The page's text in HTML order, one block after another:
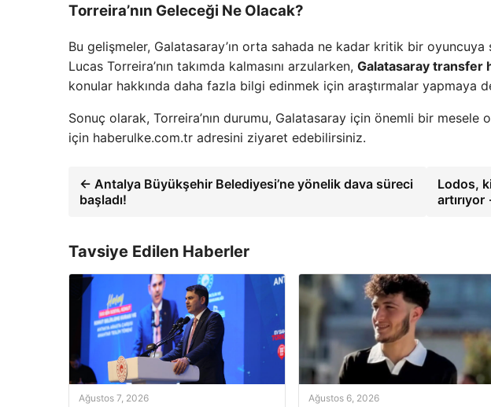
Torreira’nın Geleceği Ne Olacak?
Bu gelişmeler, Galatasaray’ın orta sahada ne kadar kritik bir
Lucas Torreira’nın takımda kalmasını arzularken, Galatasaray transfer
konular hakkında daha fazla bilgi edinmek için araştırmalar yapmaya
Sonuç olarak, Torreira’nın durumu, Galatasaray için önemli bir mesele
için haberulke.com.tr adresini ziyaret edebilirsiniz.
← Antalya Büyükşehir Belediyesi’ne yönelik dava süreci
başladı!
Lodos,
artırıyor
Tavsiye Edilen Haberler
Ağustos 7, 2026 Ağustos 6, 2026